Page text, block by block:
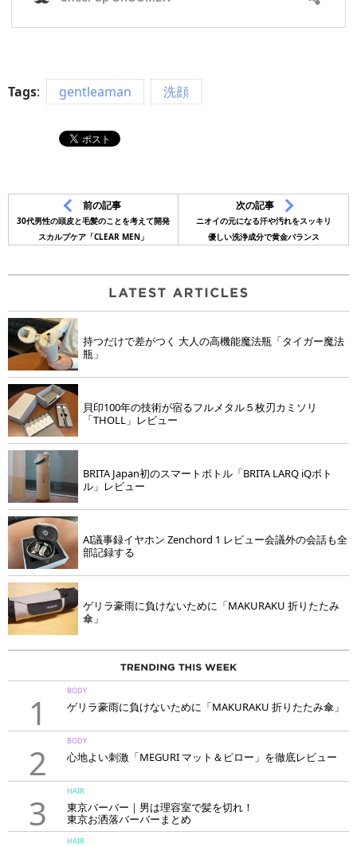
Tags: gentleaman 洗顔
前の記事
30代男性の頭皮と毛髪のことを考えて開発
スカルプケア「CLEAR MEN」
次の記事
ニオイの元になる汗や汚れをスッキリ
優しい洗浄成分で黄金バランス
持つだけで差がつく 大人の高機能魔法瓶「タイガー魔法
瓶」
貝印100年の技術が宿るフルメタル５枚刃カミソリ
「THOLL」レビュー
BRITA Japan初のスマートボトル「BRITA LARQ iQボト
ル」レビュー
AI議事録イヤホン Zenchord 1 レビュー会議外の会話も全
部記録する
ゲリラ豪雨に負けないために「MAKURAKU 折りたたみ
傘」
1
BODY
ゲリラ豪雨に負けないために「MAKURAKU 折りたたみ傘」
2
BODY
心地よい刺激「MEGURI マット＆ピロー」を徹底レビュー
3
HAIR
東京バーバー｜男は理容室で髪を切れ！
東京お洒落バーバーまとめ
HAIR